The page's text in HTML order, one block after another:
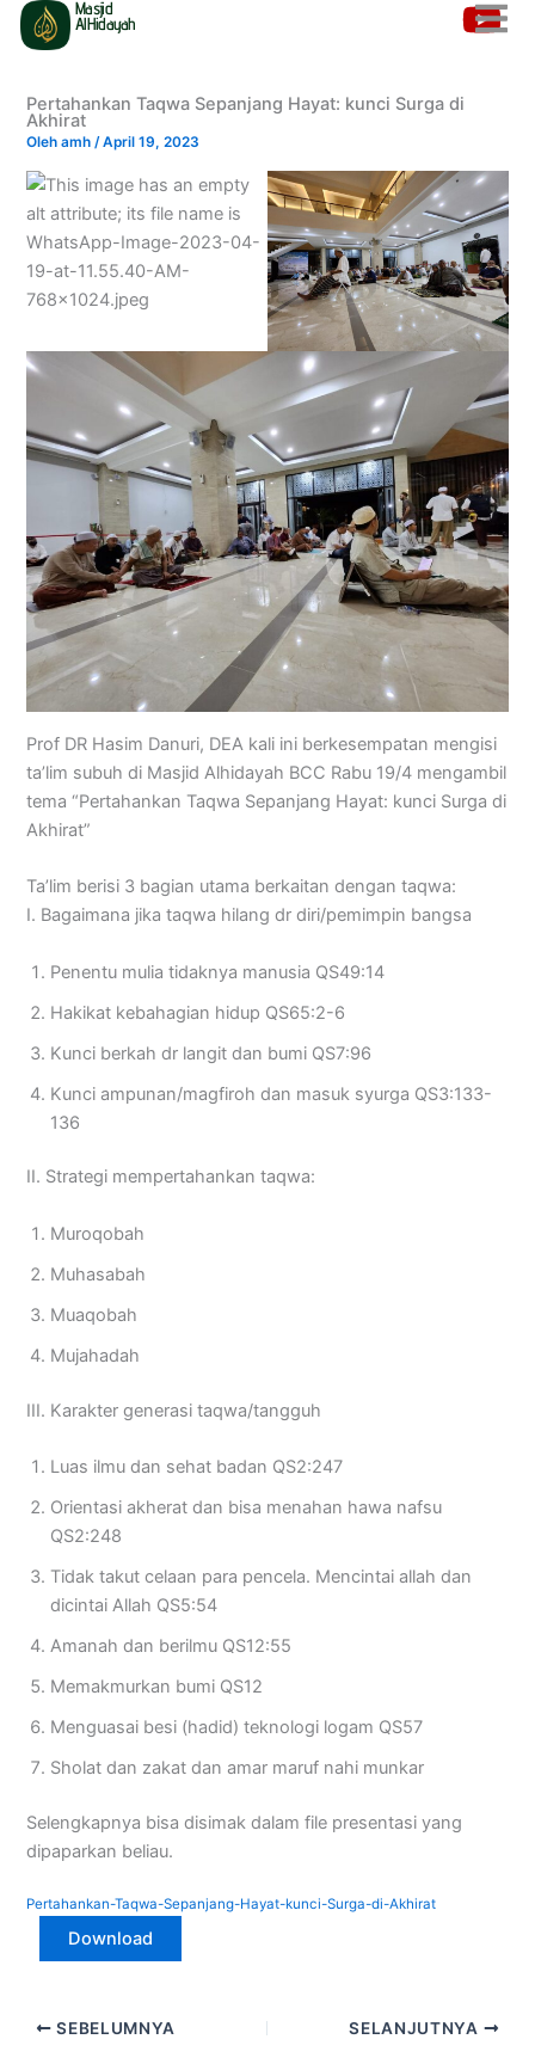
Lewati
Masjid
AlHidayah
Pertahankan Taqwa Sepanjang Hayat: kunci Surga di
Akhirat
Olehamh/April 19, 2023
Prof DR Hasim Danuri, DEA kali ini berkesempatan mengisi
ta’lim subuh di Masjid Alhidayah BCC Rabu 19/4 mengambil
tema “Pertahankan Taqwa Sepanjang Hayat: kunci Surga di
Akhirat”
Ta’lim berisi 3 bagian utama berkaitan dengan taqwa:
I. Bagaimana jika taqwa hilang dr diri/pemimpin bangsa
Penentu mulia tidaknya manusia QS49:14
Hakikat kebahagian hidup QS65:2-6
Kunci berkah dr langit dan bumi QS7:96
Kunci ampunan/magfiroh dan masuk syurga QS3:133-
136
II. Strategi mempertahankan taqwa:
Muroqobah
Muhasabah
Muaqobah
Mujahadah
III. Karakter generasi taqwa/tangguh
Luas ilmu dan sehat badan QS2:247
Orientasi akherat dan bisa menahan hawa nafsu
QS2:248
Tidak takut celaan para pencela. Mencintai allah dan
dicintai Allah QS5:54
Amanah dan berilmu QS12:55
Memakmurkan bumi QS12
Menguasai besi (hadid) teknologi logam QS57
Sholat dan zakat dan amar maruf nahi munkar
Selengkapnya bisa disimak dalam file presentasi yang
dipaparkan beliau.
Pertahankan-Taqwa-Sepanjang-Hayat-kunci-Surga-di-Akhirat
Download
SEBELUMNYA SELANJUTNYA